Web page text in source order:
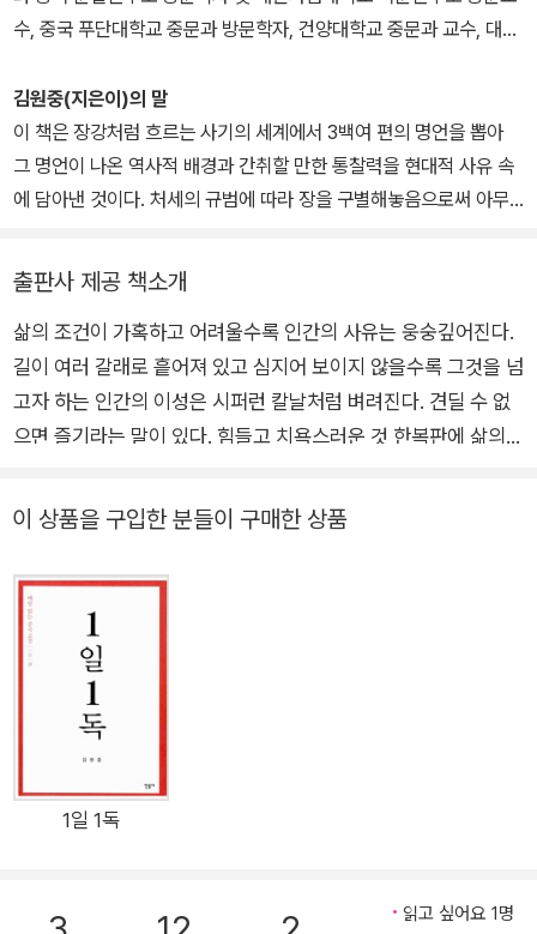
수, 중국 푸단대학교 중문과 방문학자, 건양대학교 중문과 교수, 대통
국가교육위원회 전문위원을 역임했다. 현재 단국대학교 사범대학 한
문교육과 교수로 재직 중이며 중국인문학회 부회장을 맡고 있다. 동
양의 고전을 우리 시대의 보편적 언어로 섬세히 복원하는 작업에 매
진하여, 고전 한문의 응축미를 담아내면서도 아름다운 우리말의 결을
표》, 《사기 서》, 《사기 세가》 등 개인으로서는 세계 최초로 《사기》 전
체를 완역했으며, 그 외에도 MBC 〈느낌표〉 선정도서인 《삼국유사》
를 비롯해 《논어》, 《맹자》, 《대학·중용》, 《노자 도덕경》, 《장자》, 《한
비자》, 《손자병법》, 《명심보감》, 《채근담》, 《정관정요》, 《정사 삼국
지》(전 4권), 《당시》, 《송시》, 《격몽요결》 등 20여 권의 고전을 번역
간했고 40여 편의 논문을 발표했다. 2011년 환경재단 ‘2011 세상을
연, 삼성·LG사장단 강연, SERICEO 강연 등 이 시대의 오피니언 리
더들을 위한 대표적인 인문학 강연자로도 널리 알려져 있다.
김원중(지은이)의 말
이 책은 장강처럼 흐르는 사기의 세계에서 3백여 편의 명언을 뽑아
그 명언이 나온 역사적 배경과 간취할 만한 통찰력을 현대적 사유 속
에 담아낸 것이다. 처세의 규범에 따라 장을 구별해놓음으로써 아무
있게 해놓았다. 이 책의 풍성한 어록은 다양하다. 경구도 있고 격언도
있으며 우언도 있다. 때로는 민가도 있고 속담, 속어도 있다. 춘추전국
시대를 주축으로 하는 격변의 상황 속에서 탄생된 '열전'의 어록들, 제
후들의 이야기를 담은 '세가'와 제왕들의 이야기인 '본기'의 어록들이
주축을 이룬다.
출판사 제공 책소개
삶의 조건이 가혹하고 어려울수록 인간의 사유는 웅숭깊어진다.
길이 여러 갈래로 흩어져 있고 심지어 보이지 않을수록 그것을 넘
고자 하는 인간의 이성은 시퍼런 칼날처럼 벼려진다. 견딜 수 없
으면 즐기라는 말이 있다. 힘들고 치욕스러운 것 한복판에 삶의
자신의 혼을 담아 써낸 <사기史記>는 52만 자가 넘는 방대한
다. 위기에 맞서 자신을 드러낸 인간들의 이야기를 담고 있기 때
문이다. 그것도 3천 년이라는 시공간 속에서 일어난 무수한 인물
과 사건들 가운데 고르고 골라서 농축한 결과물이다. 문장 하나,
단어 하나에 스민 삶을 살아가는 지혜와 통찰이 파충류의 찬 비늘
을 만진 것처럼 가슴에 섬뜩하게 와닿는다. 아니 찌르고 후벼 판
발력을 어떻게 하면 좀더 쉽게 많은 사람들에게 알릴 수 있을지를
고민하였다. 지난해 펴낸 <2천년의 강의-사마천 생각경영법>은
필요했다. 그래서 나온 것이 이 책 <통찰력 사전-사마천의 생각
이 상품을 구입한 분들이 구매한 상품
1일 1독
읽고 싶어요 1명